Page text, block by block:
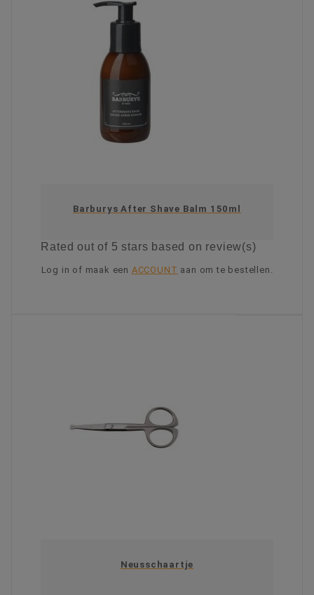
Barburys After Shave Balm 150ml
Ratedout of 5 stars based on review(s)
Log in of maak een ACCOUNT aan om te bestellen.
Neusschaartje